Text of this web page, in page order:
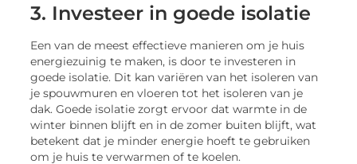
3. Investeer in goede isolatie
Een van de meest effectieve manieren om je huis
energiezuinig te maken, is door te investeren in
goede isolatie. Dit kan variëren van het isoleren van
je spouwmuren en vloeren tot het isoleren van je
dak. Goede isolatie zorgt ervoor dat warmte in de
winter binnen blijft en in de zomer buiten blijft, wat
betekent dat je minder energie hoeft te gebruiken
om je huis te verwarmen of te koelen.